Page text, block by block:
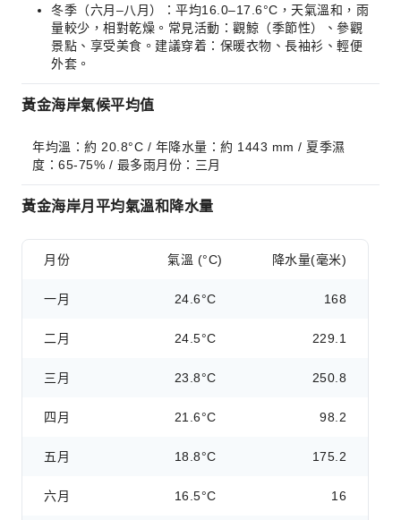
冬季（六月–八月）：平均16.0–17.6°C，天氣溫和，雨
量較少，相對乾燥。常見活動：觀鯨（季節性）、參觀
景點、享受美食。建議穿着：保暖衣物、長袖衫、輕便
外套。
黃金海岸氣候平均值
年均溫：約 20.8°C / 年降水量：約 1443 mm / 夏季濕
度：65-75% / 最多雨月份：三月
黃金海岸月平均氣溫和降水量
月份 氣溫 (°C) 降水量(毫米)
一月 24.6°C 168
二月 24.5°C 229.1
三月 23.8°C 250.8
四月 21.6°C 98.2
五月 18.8°C 175.2
六月 16.5°C 16